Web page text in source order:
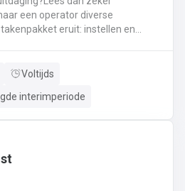
een operator diverse
eruit: instellen en
profielen zijn gekoeld en
matrijs vervormd tot profiel.
Voltijds
interimperiode